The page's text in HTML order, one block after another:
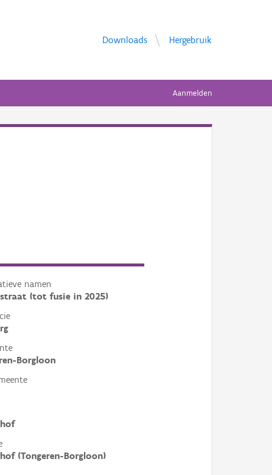
Downloads Hergebruik
Aanmelden
namen
(tot fusie in 2025)
Borgloon
(Tongeren-Borgloon)